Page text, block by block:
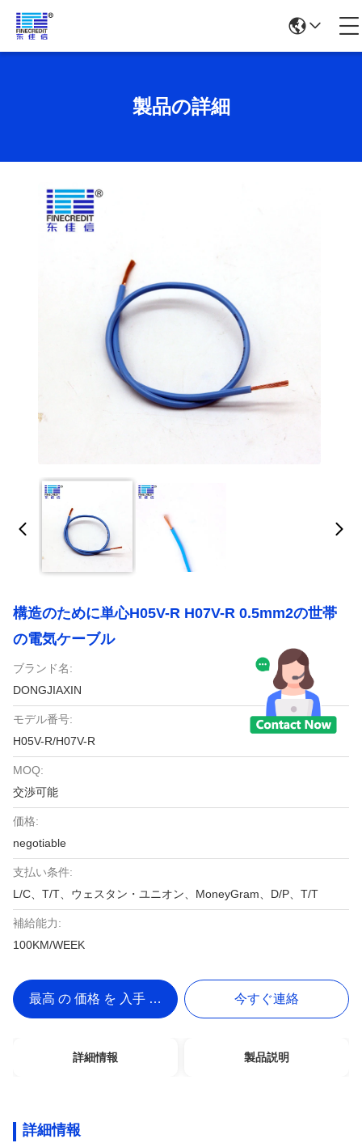
製品の詳細
構造のために単心H05V-R H07V-R 0.5mm2の世帯
の電気ケーブル
ブランド名:
DONGJIAXIN
モデル番号:
H05V-R/H07V-R
MOQ:
交渉可能
価格:
negotiable
支払い条件:
L/C、T/T、ウェスタン・ユニオン、MoneyGram、D/P、T/T
補給能力:
100KM/WEEK
最高 の 価格 を 入手 する 今すぐ連絡
詳細情報 製品説明
詳細情報